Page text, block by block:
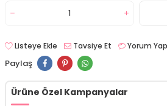
Listeye Ekle Tavsiye Et Yorum Yap
Paylaş
Ürüne Özel Kampanyalar